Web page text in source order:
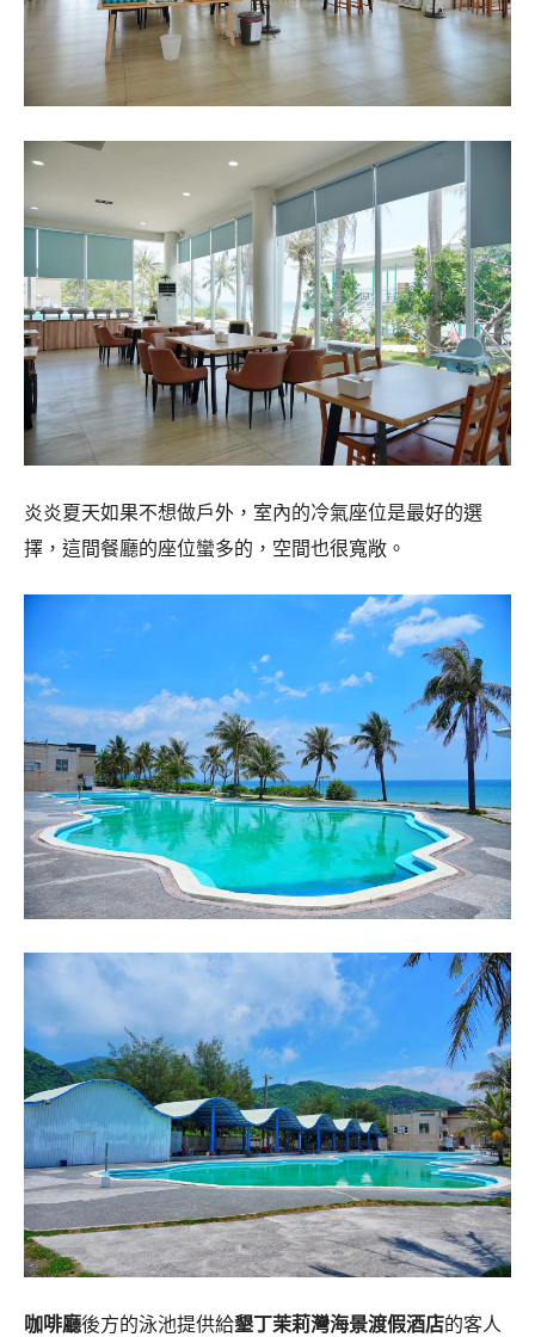
炎炎夏天如果不想做戶外，室內的冷氣座位是最好的選
擇，這間餐廳的座位蠻多的，空間也很寬敞。
咖啡廳後方的泳池提供給墾丁茉莉灣海景渡假酒店的客人